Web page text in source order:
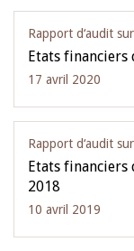
Rapport d‘audit
Etats financiers
17 avril 2020
Rapport d‘audit
Etats financiers
2018
10 avril 2019